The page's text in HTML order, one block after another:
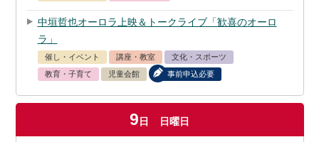
中垣哲也オーロラ上映＆トークライブ「歓喜のオーロ
ラ」
催し・イベント 講座・教室
文化・スポーツ
教育・子育て
児童会館 事前申込必要
9 日 日曜日